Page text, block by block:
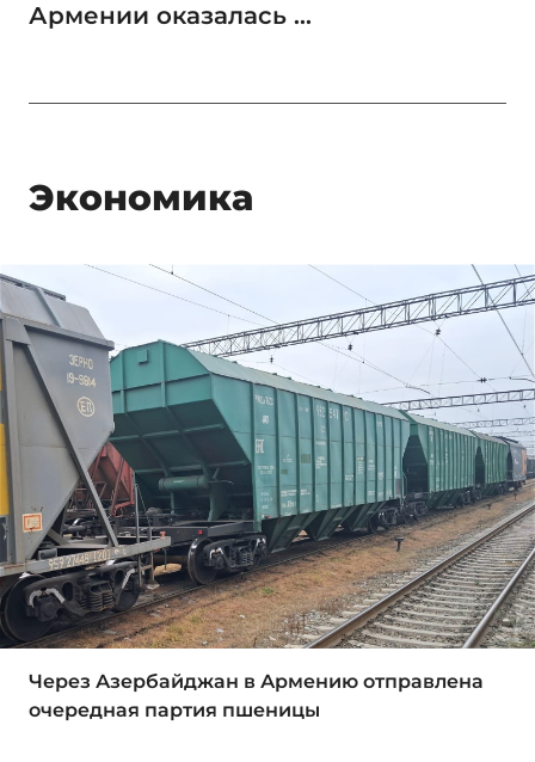
Армении оказалась ...
Экономика
Через Азербайджан в Армению отправлена
очередная партия пшеницы